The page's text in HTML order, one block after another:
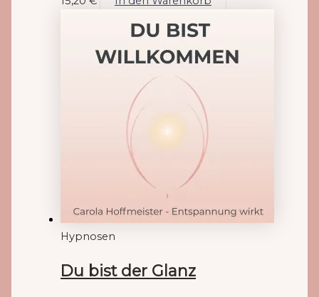
Hypnosen
Du bist der Glanz